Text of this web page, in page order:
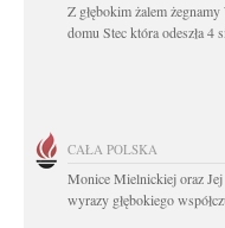
Z głębokim żalem
domu Stec która odeszła 4
CAŁA POLSKA
Monice Mielnickiej oraz
wyrazy głębokiego